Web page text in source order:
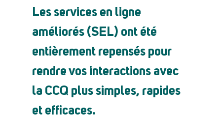
Les services en ligne
améliorés (SEL) ont été
entièrement repensés pour
rendre vos interactions avec
la CCQ plus simples, rapides
et efficaces.